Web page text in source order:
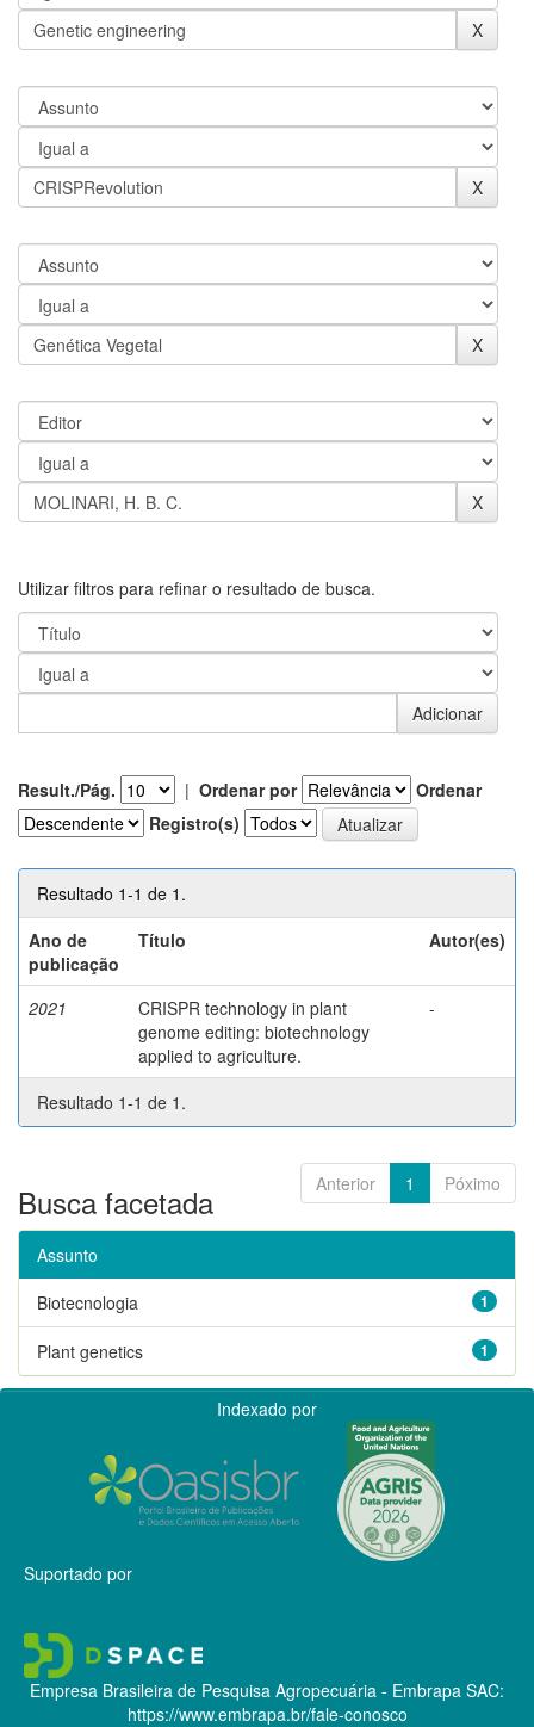
Utilizar filtros para refinar o resultado de busca.
Result./Pág. | Ordenar por
Ordenar
Registro(s)
Resultado 1-1 de 1.
Ano de
publicação
Título Autor(es)
2021
CRISPR technology in plant
genome editing: biotechnology
applied to agriculture.
-
Resultado 1-1 de 1.
Anterior 1 Póximo
Busca facetada
Assunto
1
Biotecnologia
1
Plant genetics
Indexado por
Suportado por
Empresa Brasileira de Pesquisa Agropecuária - Embrapa SAC:
https://www.embrapa.br/fale-conosco